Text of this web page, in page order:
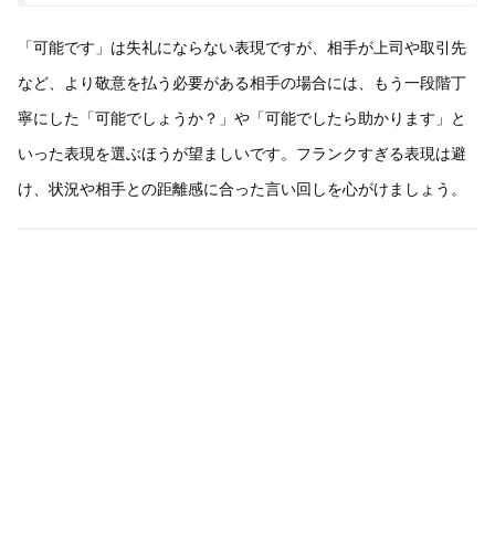
「可能です」は失礼にならない表現ですが、相手が上司や取引先
など、より敬意を払う必要がある相手の場合には、もう一段階丁
寧にした「可能でしょうか？」や「可能でしたら助かります」と
いった表現を選ぶほうが望ましいです。フランクすぎる表現は避
け、状況や相手との距離感に合った言い回しを心がけましょう。